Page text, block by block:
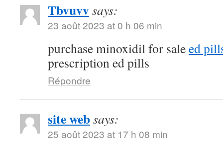
Tbvuvvsays:
23 août 2023 at 0 h 06 min
purchase minoxidil for saleed
prescription ed pills
Répondre
site websays:
25 août 2023 at 17 h 08 min